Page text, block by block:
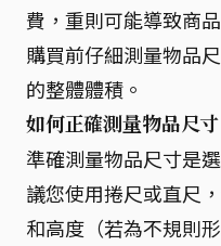
費，重則可能導致商
購買前仔細測量物品
的整體體積。
如何正確測量物品尺寸
準確測量物品尺寸是
議您使用捲尺或直尺
和高度（若為不規則